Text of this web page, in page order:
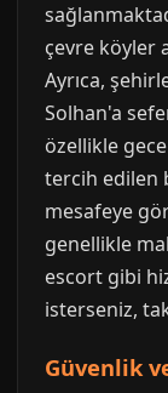
çevre köyler
Ayrıca,
Solhan'a
özellikle
tercih edilen
mesafeye
genellikle
escort gibi
isterseniz,
Güvenlik